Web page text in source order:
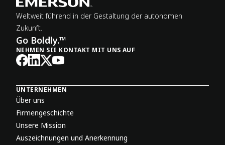
Weltweit führend in der Gestaltung der autonomen
Zukunft.
Go Boldly.™
NEHMEN SIE KONTAKT MIT UNS AUF
UNTERNEHMEN
Über uns
Firmengeschichte
Unsere Mission
Auszeichnungen und Anerkennung